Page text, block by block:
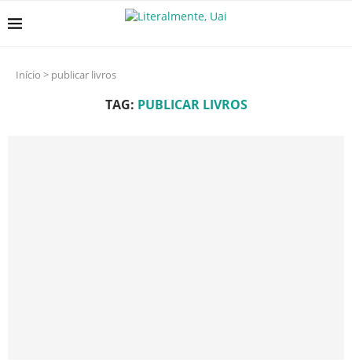
Início > publicar livros
TAG: PUBLICAR LIVROS